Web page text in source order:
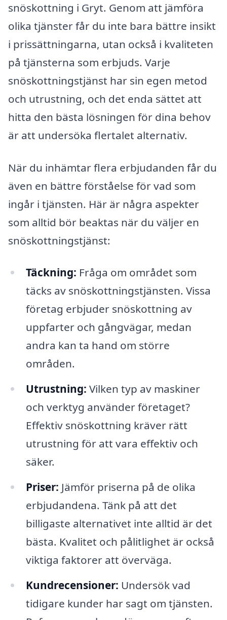
snöskottning i Gryt. Genom att jämföra
olika tjänster får du inte bara bättre insikt
i prissättningarna, utan också i kvaliteten
på tjänsterna som erbjuds. Varje
snöskottningstjänst har sin egen metod
och utrustning, och det enda sättet att
hitta den bästa lösningen för dina behov
är att undersöka flertalet alternativ.
När du inhämtar flera erbjudanden får du
även en bättre förståelse för vad som
ingår i tjänsten. Här är några aspekter
som alltid bör beaktas när du väljer en
snöskottningstjänst:
Täckning: Fråga om området som
täcks av snöskottningstjänsten. Vissa
företag erbjuder snöskottning av
uppfarter och gångvägar, medan
andra kan ta hand om större
områden.
Utrustning: Vilken typ av maskiner
och verktyg använder företaget?
Effektiv snöskottning kräver rätt
utrustning för att vara effektiv och
säker.
Priser: Jämför priserna på de olika
erbjudandena. Tänk på att det
billigaste alternativet inte alltid är det
bästa. Kvalitet och pålitlighet är också
viktiga faktorer att överväga.
Kundrecensioner: Undersök vad
tidigare kunder har sagt om tjänsten.